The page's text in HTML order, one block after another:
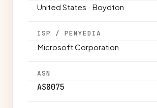
United States · Boydton
ISP / PENYEDIA
Microsoft Corporation
ASN
AS8075